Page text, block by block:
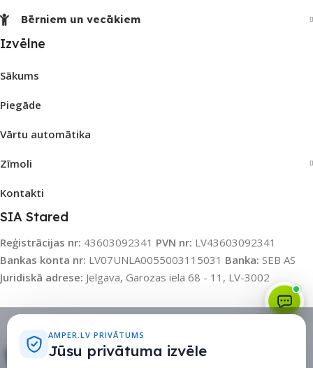
Bērniem un vecākiem
Izvēlne
Sākums
Piegāde
Vārtu automātika
Zīmoli
Kontakti
SIA Stared
Reģistrācijas nr: 43603092341 PVN nr: LV43603092341
Bankas konta nr: LV07UNLA0055003115031 Banka: SEB AS
Juridiskā adrese: Jelgava, Garozas iela 68 - 11, LV-3002
Vajag palīdzību izvēlēties?
AMPER.LV PRIVĀTUMS
Jūsu privātuma izvēle